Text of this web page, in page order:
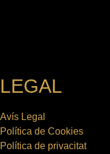
LEGAL
Avís Legal
Política de Cookies
Política de privacitat